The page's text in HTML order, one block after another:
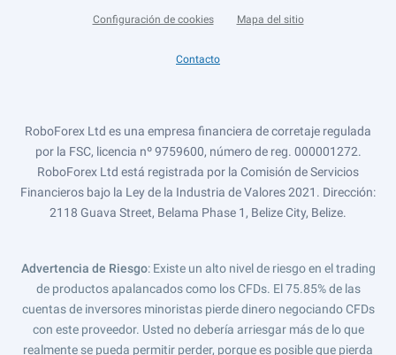
Configuración de cookies Mapa del sitio
Contacto
RoboForex Ltd es una empresa financiera de corretaje regulada
por la FSC, licencia nº 9759600, número de reg. 000001272.
RoboForex Ltd está registrada por la Comisión de Servicios
Financieros bajo la Ley de la Industria de Valores 2021. Dirección:
2118 Guava Street, Belama Phase 1, Belize City, Belize.
Advertencia de Riesgo: Existe un alto nivel de riesgo en el trading
de productos apalancados como los CFDs. El 75.85% de las
cuentas de inversores minoristas pierde dinero negociando CFDs
con este proveedor. Usted no debería arriesgar más de lo que
realmente se pueda permitir perder, porque es posible que pierda